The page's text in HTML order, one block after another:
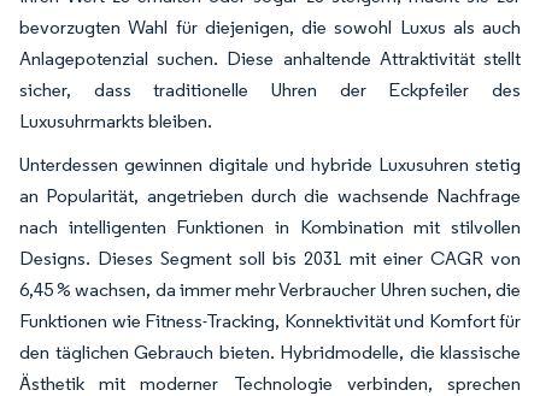
bevorzugten Wahl für diejenigen, die sowohl Luxus als auch
Anlagepotenzial suchen. Diese anhaltende Attraktivität stellt
sicher, dass traditionelle Uhren der Eckpfeiler des
Luxusuhrmarkts bleiben.
Unterdessen gewinnen digitale und hybride Luxusuhren stetig
an Popularität, angetrieben durch die wachsende Nachfrage
nach intelligenten Funktionen in Kombination mit stilvollen
Designs. Dieses Segment soll bis 2031 mit einer CAGR von
6,45 % wachsen, da immer mehr Verbraucher Uhren suchen, die
Funktionen wie Fitness-Tracking, Konnektivität und Komfort für
den täglichen Gebrauch bieten. Hybridmodelle, die klassische
Ästhetik mit moderner Technologie verbinden, sprechen